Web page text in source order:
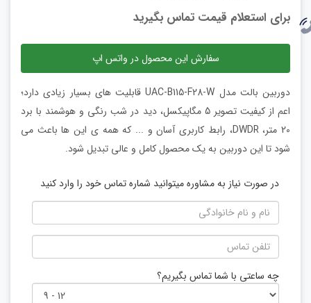
برای استعلام قیمت تماس بگیرید
سفارش این محصول در واتس اپ
دوربین بالت مدل UAC-B115-F28-W قابلیت های بسیار زیادی دارد؛
اعم از کیفیت تصویر 5 مگاپیکسل، دید در شب رنگی و هوشمند با برد
20 متر، DWDR، رابط کاربری آسان و ... که همه ی این ها باعث می
شود تا این دوربین به یک محصول کامل و عالی تبدیل شود.
در صورت نیاز به مشاوره میتوانید شماره تماس خود را وارد کنید
چه ساعتی با شما تماس بگیریم؟